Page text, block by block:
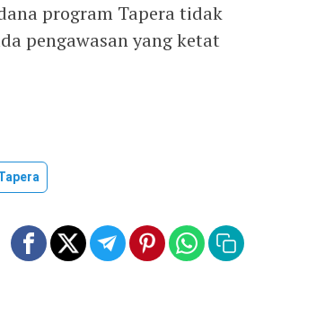
program Tapera tidak
pengawasan yang ketat